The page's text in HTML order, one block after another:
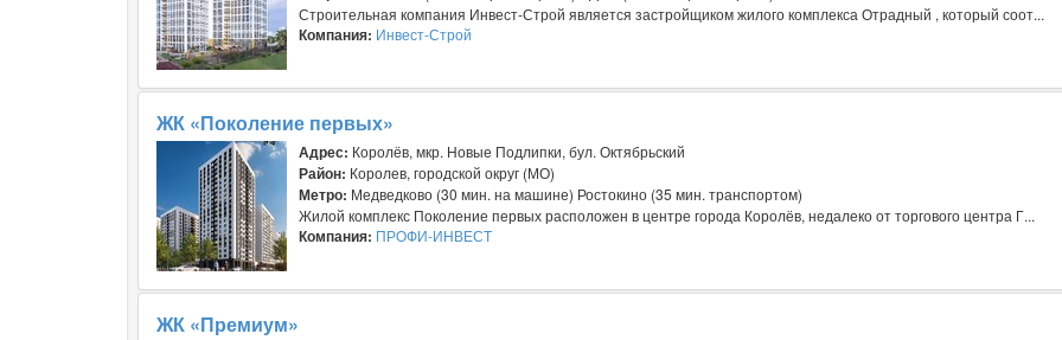
Строительная компания Инвест-Строй является застройщиком жилого комплекса Отрадный , который соот...
Компания: Инвест-Строй
ЖК «Поколение первых»
Адрес: Королёв, мкр. Новые Подлипки, бул. Октябрьский
Район: Королев, городской округ (МО)
Метро: Медведково (30 мин. на машине) Ростокино (35 мин. транспортом)
Жилой комплекс Поколение первых расположен в центре города Королёв, недалеко от торгового центра Г...
Компания: ПРОФИ-ИНВЕСТ
ЖК «Премиум»